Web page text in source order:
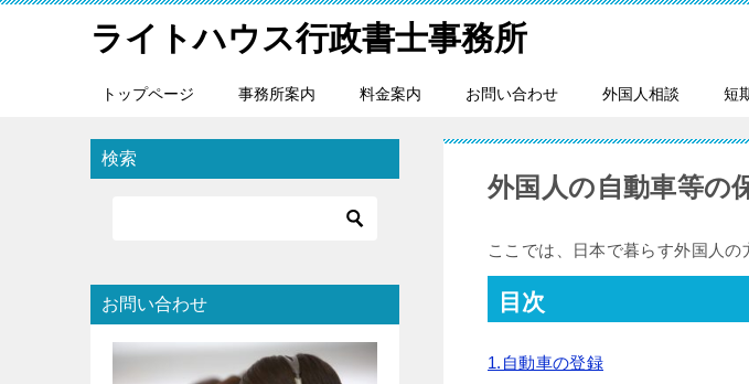
ライトハウス行政書士事務所
トップページ 事務所案内 料金案内 お問い合わせ 外国人相談 短
外国人の自動車等の
ここでは、日本で暮らす外国人
目次
1.自動車の登録
検索
お問い合わせ